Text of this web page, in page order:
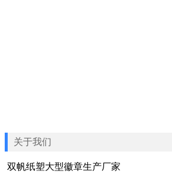
关于我们
双帆纸塑大型徽章生产厂家